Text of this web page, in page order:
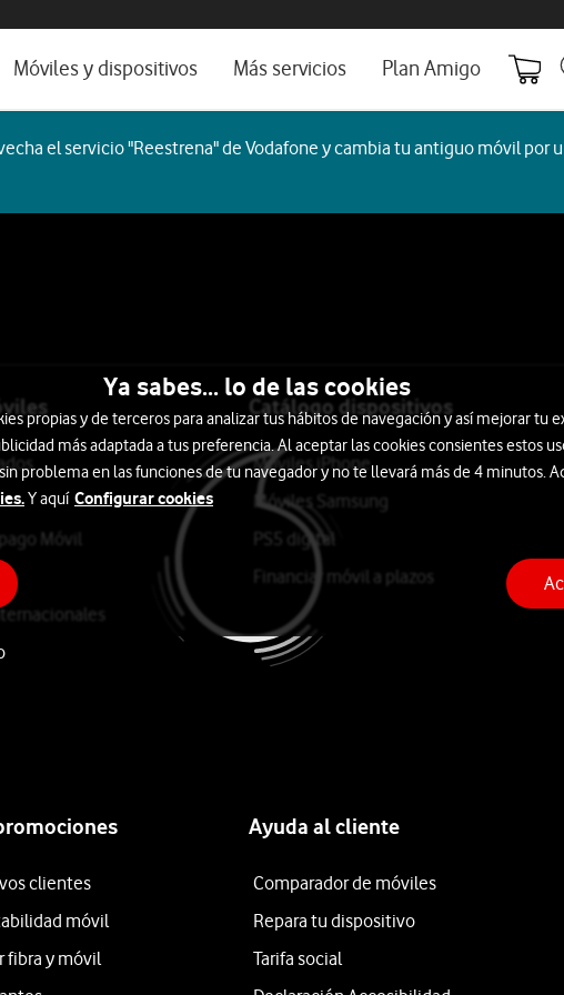
ayuda e idioma
Móviles y dispositivos
Ver todos
Más servicios Plan Amigo
el servicio "Reestrena" de Vodafone y cambia tu antiguo móvil por
Móvil
Catálogo dispositivos
Móviles iPhone
Móviles Samsung
PS5 digital
Financiar móvil a plazos
clientes
móvil
fibra y móvil
Ayuda al cliente
Comparador de móviles
Repara tu dispositivo
Tarifa social
Ya sabes... lo de las cookies
propias y de terceros para analizar tus hábitos de navegación y así mejorar tu
más adaptada a tus preferencia. Al aceptar las cookies consientes estos
problema en las funciones de tu navegador y no te llevará más de 4 minutos.
Y aquí Configurar cookies